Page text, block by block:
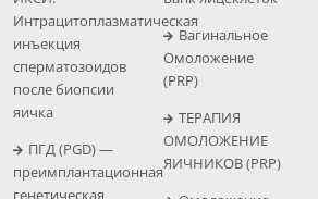
Интрацитоплазматическая
инъекция
сперматозоидов
после биопсии
яичка
ПГД (PGD) —
преимплантационная
генетическая
Вагинальное
Омоложение
(PRP)
ТЕРАПИЯ
ОМОЛОЖЕНИЕ
ЯИЧНИКОВ (PRP)